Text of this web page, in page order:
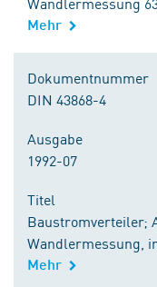
Mehr
Dokumentnummer
DIN 43868-4
Ausgabe
1992-07
Titel
Baustromverteiler;
Wandlermessung,
Mehr